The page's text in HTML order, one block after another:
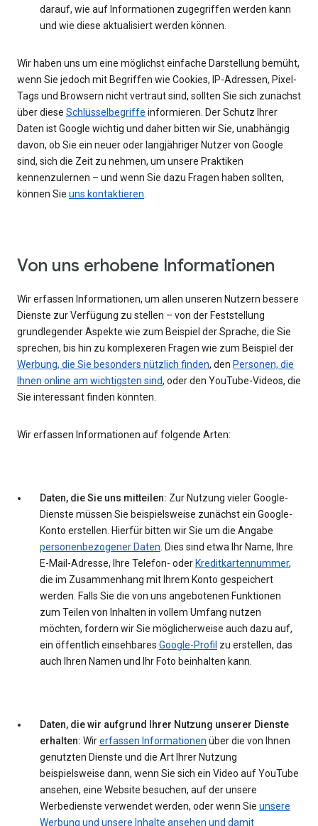
darauf, wie auf Informationen zugegriffen werden kann
und wie diese aktualisiert werden können.
Wir haben uns um eine möglichst einfache Darstellung bemüht,
wenn Sie jedoch mit Begriffen wie Cookies, IP-Adressen, Pixel-
Tags und Browsern nicht vertraut sind, sollten Sie sich zunächst
über diese Schlüsselbegriffe informieren. Der Schutz Ihrer
Daten ist Google wichtig und daher bitten wir Sie, unabhängig
davon, ob Sie ein neuer oder langjähriger Nutzer von Google
sind, sich die Zeit zu nehmen, um unsere Praktiken
kennenzulernen – und wenn Sie dazu Fragen haben sollten,
können Sie uns kontaktieren.
Von uns erhobene Informationen
Wir erfassen Informationen, um allen unseren Nutzern bessere
Dienste zur Verfügung zu stellen – von der Feststellung
grundlegender Aspekte wie zum Beispiel der Sprache, die Sie
sprechen, bis hin zu komplexeren Fragen wie zum Beispiel der
Werbung, die Sie besonders nützlich finden, den Personen, die
Ihnen online am wichtigsten sind, oder den YouTube-Videos, die
Sie interessant finden könnten.
Wir erfassen Informationen auf folgende Arten:
Daten, die Sie uns mitteilen: Zur Nutzung vieler Google-
Dienste müssen Sie beispielsweise zunächst ein Google-
Konto erstellen. Hierfür bitten wir Sie um die Angabe
personenbezogener Daten. Dies sind etwa Ihr Name, Ihre
E-Mail-Adresse, Ihre Telefon- oder Kreditkartennummer,
die im Zusammenhang mit Ihrem Konto gespeichert
werden. Falls Sie die von uns angebotenen Funktionen
zum Teilen von Inhalten in vollem Umfang nutzen
möchten, fordern wir Sie möglicherweise auch dazu auf,
ein öffentlich einsehbares Google-Profil zu erstellen, das
auch Ihren Namen und Ihr Foto beinhalten kann.
Daten, die wir aufgrund Ihrer Nutzung unserer Dienste
erhalten: Wirerfassen Informationen über die von Ihnen
genutzten Dienste und die Art Ihrer Nutzung
beispielsweise dann, wenn Sie sich ein Video auf YouTube
ansehen, eine Website besuchen, auf der unsere
Werbedienste verwendet werden, oder wenn Sie unsere
Werbung und unsere Inhalte ansehen und damit